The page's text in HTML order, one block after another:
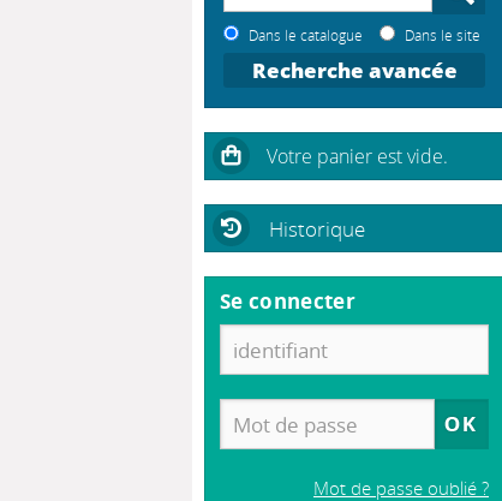
Dans le catalogue Dans le site
Recherche avancée
Historique
Se connecter
Mot de passe oublié ?